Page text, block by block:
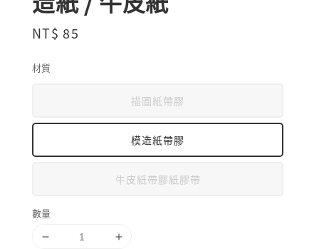
Regular
NT$ 85
材質
描圖紙帶膠
模造紙帶膠
牛皮紙帶膠紙膠帶
數量